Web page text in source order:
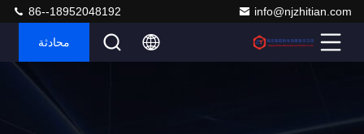
info@njzhitian.com
86--18952048192
محادثة